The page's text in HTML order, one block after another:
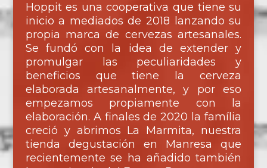
Hoppit es una cooperativa que tiene su
inicio a mediados de 2018 lanzando su
propia marca de cervezas artesanales.
Se fundó con la idea de extender y
promulgar las peculiaridades y
beneficios que tiene la cerveza
elaborada artesanalmente, y por eso
empezamos propiamente con la
elaboración. A finales de 2020 la família
creció y abrimos La Marmita, nuestra
tienda degustación en Manresa que
recientemente se ha añadido también